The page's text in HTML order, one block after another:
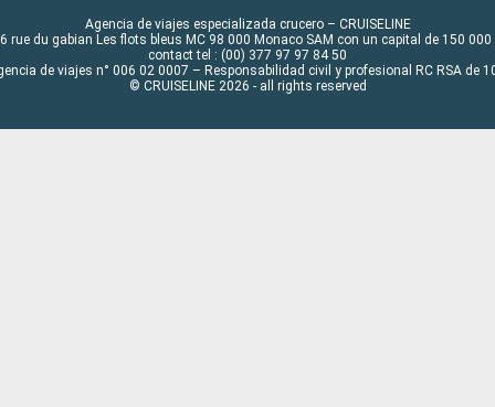
Agencia de viajes especializada crucero – CRUISELINE
rue du gabian Les flots bleus MC 98 000 Monaco SAM con un capital de 150 000
contact tel : (00) 377 97 97 84 50
de viajes n° 006 02 0007 – Responsabilidad civil y profesional RC RSA de
© CRUISELINE 2026 - all rights reserved